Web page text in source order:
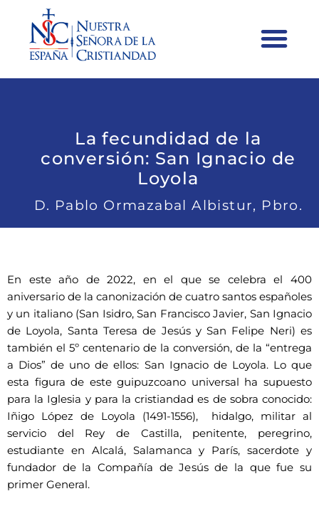
La fecundidad de la
conversión: San Ignacio de
Loyola
D. Pablo Ormazabal Albistur, Pbro.
En este año de 2022, en el que se celebra el 400
aniversario de la canonización de cuatro santos españoles
y un italiano (San Isidro, San Francisco Javier, San Ignacio
de Loyola, Santa Teresa de Jesús y San Felipe Neri) es
también el 5º centenario de la conversión, de la “entrega
a Dios” de uno de ellos: San Ignacio de Loyola. Lo que
esta figura de este guipuzcoano universal ha supuesto
para la Iglesia y para la cristiandad es de sobra conocido:
Iñigo López de Loyola (1491-1556), hidalgo, militar al
servicio del Rey de Castilla, penitente, peregrino,
estudiante en Alcalá, Salamanca y París, sacerdote y
fundador de la Compañía de Jesús de la que fue su
primer General.